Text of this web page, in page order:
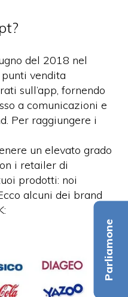
Parliamone
del 2018 nel
vendita
sull’app, fornendo
a comunicazioni e
Per raggiungere i
un elevato grado
i retailer di
prodotti: noi
alcuni dei brand